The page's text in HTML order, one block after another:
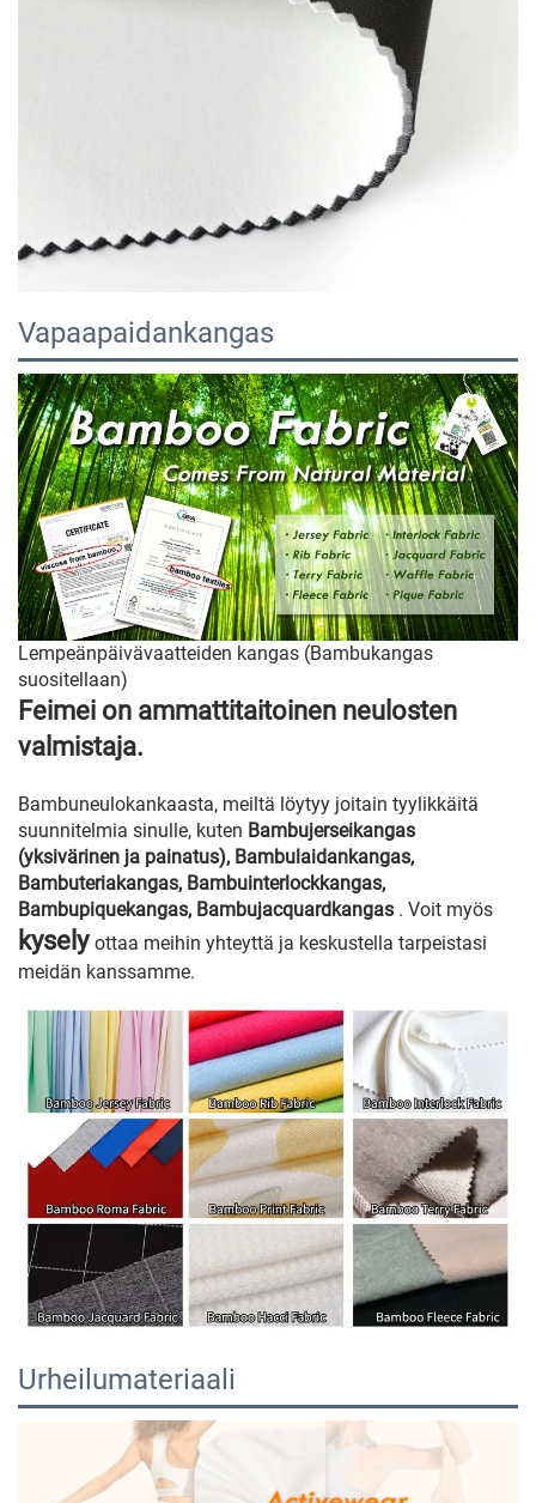
Vapaapaidankangas
Lempeänpäivävaatteiden kangas (Bambukangas
suositellaan)
Feimei on ammattitaitoinen neulosten
valmistaja.
Bambuneulokankaasta, meiltä löytyy joitain tyylikkäitä
suunnitelmia sinulle, kuten Bambujerseikangas
(yksivärinen ja painatus), Bambulaidankangas,
Bambuteriakangas, Bambuinterlockkangas,
Bambupiquekangas, Bambujacquardkangas . Voit myös
kysely ottaa meihin yhteyttä ja keskustella tarpeistasi
meidän kanssamme.
Urheilumateriaali